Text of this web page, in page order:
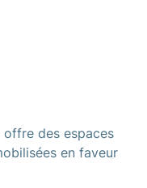
des espaces
en faveur